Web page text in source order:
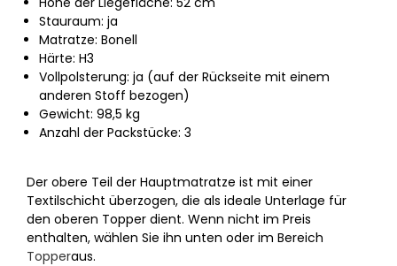
Stauraum: ja
Matratze: Bonell
Härte: H3
Vollpolsterung: ja (auf der Rückseite mit einem
anderen Stoff bezogen)
Gewicht: 98,5 kg
Anzahl der Packstücke: 3
Der obere Teil der Hauptmatratze ist mit einer
Textilschicht überzogen, die als ideale Unterlage für
den oberen Topper dient. Wenn nicht im Preis
enthalten, wählen Sie ihn unten oder im Bereich
Topperaus.